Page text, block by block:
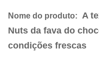
Nome do produto: A
Nuts da fava do
condições frescas